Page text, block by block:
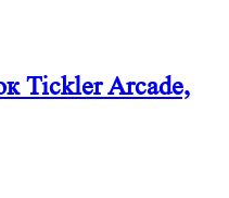
Tickler Arcade,